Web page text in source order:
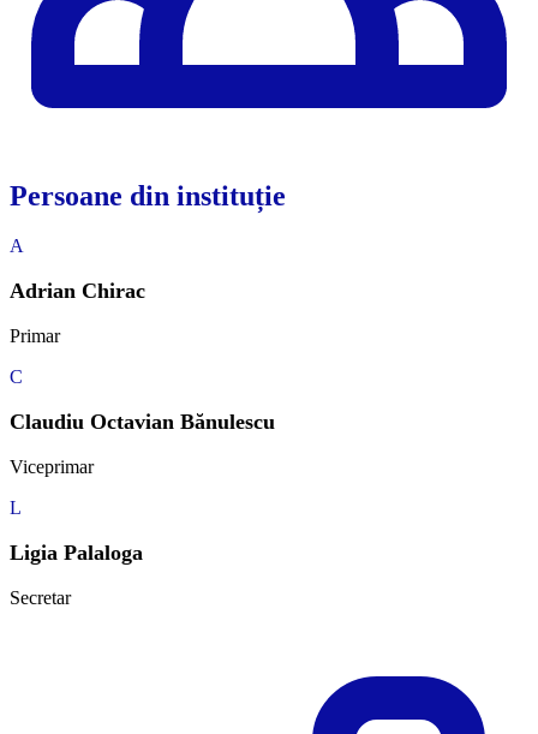
Persoane din instituție
A
Adrian Chirac
Primar
C
Claudiu Octavian Bănulescu
Viceprimar
L
Ligia Palaloga
Secretar